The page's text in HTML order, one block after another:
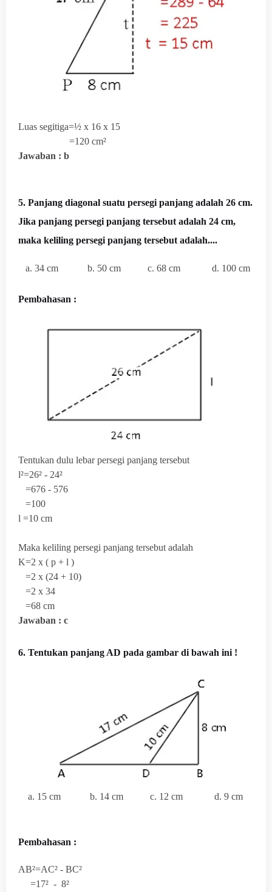
Luas segitiga=½ x 16 x 15
=120 cm²
Jawaban : b
5. Panjang diagonal suatu persegi panjang adalah 26 cm.
Jika panjang persegi panjang tersebut adalah 24 cm,
maka keliling persegi panjang tersebut adalah....
a. 34 cm b. 50 cm c. 68 cm d. 100 cm
Pembahasan :
Tentukan dulu lebar persegi panjang tersebut
l²=26² - 24²
=676 - 576
=100
l =10 cm
Maka keliling persegi panjang tersebut adalah
K=2 x ( p + l )
=2 x (24 + 10)
=2 x 34
=68 cm
Jawaban : c
6. Tentukan panjang AD pada gambar di bawah ini !
a. 15 cm b. 14 cm c. 12 cm d. 9 cm
Pembahasan :
AB²=AC² - BC²
=17² - 8²